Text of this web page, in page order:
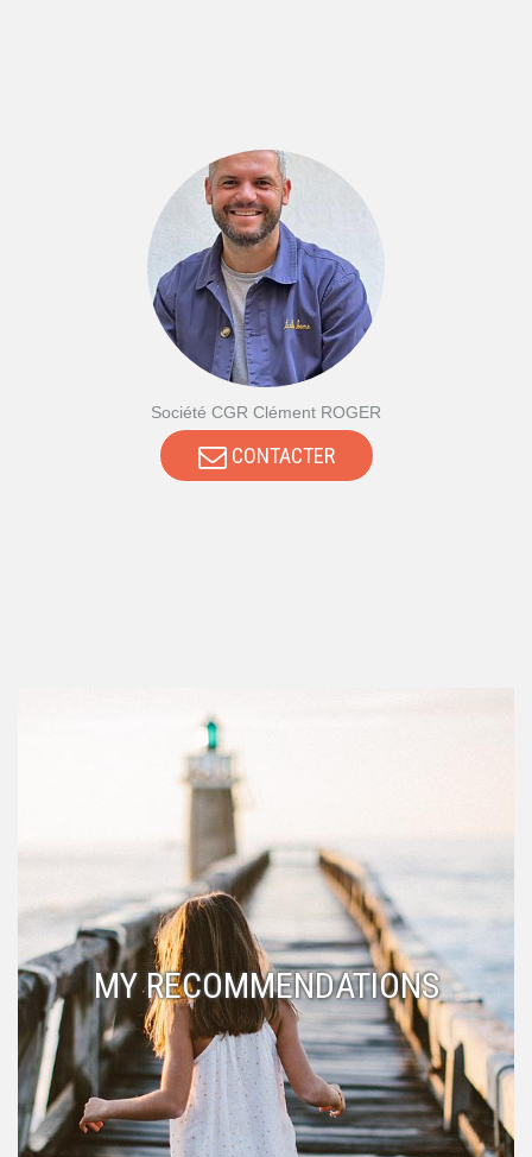
Société CGR Clément ROGER
CONTACTER
MY RECOMMENDATIONS